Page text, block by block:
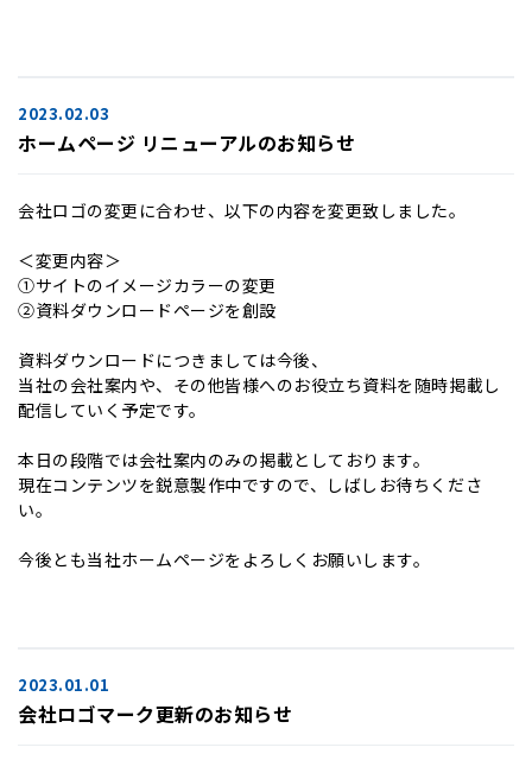
2023.02.03
ホームページ リニューアルのお知らせ
会社ロゴの変更に合わせ、以下の内容を変更致しました。
＜変更内容＞
①サイトのイメージカラーの変更
②資料ダウンロードページを創設
資料ダウンロードにつきましては今後、
当社の会社案内や、その他皆様へのお役立ち資料を随時掲載し
配信していく予定です。
本日の段階では会社案内のみの掲載としております。
現在コンテンツを鋭意製作中ですので、しばしお待ちくださ
い。
今後とも当社ホームページをよろしくお願いします。
2023.01.01
会社ロゴマーク更新のお知らせ